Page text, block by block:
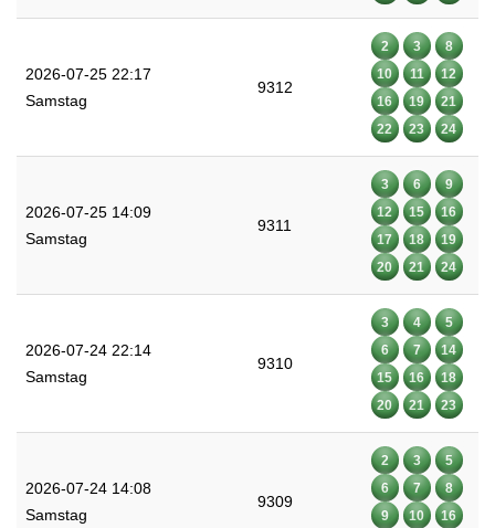
2026-07-25 22:17
Samstag
9312
2 3
8
10
11
12
16
19
21
22
23 24
2026-07-25 14:09
Samstag
9311
3 6
9
12
15
16
17
18
19
20
21 24
2026-07-24 22:14
Samstag
9310
3 4
5
6
7
14
15
16
18
20
21 23
2026-07-24 14:08
Samstag
9309
2 3
5
6
7
8
9
10
16